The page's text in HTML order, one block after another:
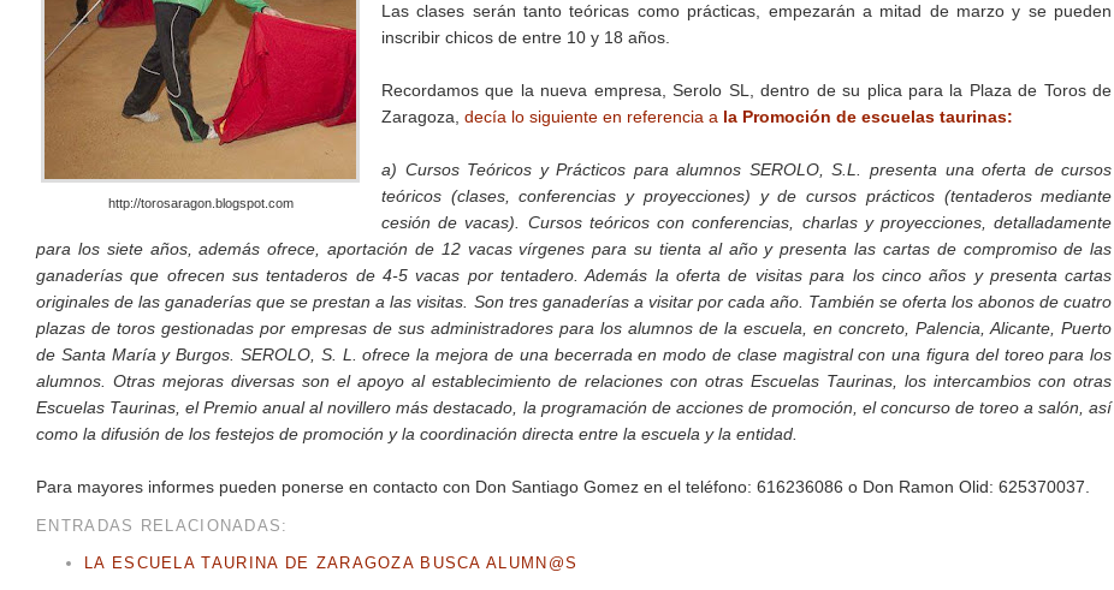
http://torosaragon.blogspot.com
Las clases serán tanto teóricas como prácticas, empezarán a mitad de marzo y se pueden
inscribir chicos de entre 10 y 18 años.
Recordamos que la nueva empresa, Serolo SL, dentro de su plica para la Plaza de Toros de
Zaragoza, decía lo siguiente en referencia a la Promoción de escuelas taurinas:
a) Cursos Teóricos y Prácticos para alumnos SEROLO, S.L. presenta una oferta de cursos
teóricos (clases, conferencias y proyecciones) y de cursos prácticos (tentaderos mediante
cesión de vacas). Cursos teóricos con conferencias, charlas y proyecciones, detalladamente
para los siete años, además ofrece, aportación de 12 vacas vírgenes para su tienta al año y presenta las cartas de compromiso de las
ganaderías que ofrecen sus tentaderos de 4-5 vacas por tentadero. Además la oferta de visitas para los cinco años y presenta cartas
originales de las ganaderías que se prestan a las visitas. Son tres ganaderías a visitar por cada año. También se oferta los abonos de cuatro
plazas de toros gestionadas por empresas de sus administradores para los alumnos de la escuela, en concreto, Palencia, Alicante, Puerto
de Santa María y Burgos. SEROLO, S. L. ofrece la mejora de una becerrada en modo de clase magistral con una figura del toreo para los
alumnos. Otras mejoras diversas son el apoyo al establecimiento de relaciones con otras Escuelas Taurinas, los intercambios con otras
Escuelas Taurinas, el Premio anual al novillero más destacado, la programación de acciones de promoción, el concurso de toreo a salón, así
como la difusión de los festejos de promoción y la coordinación directa entre la escuela y la entidad.
Para mayores informes pueden ponerse en contacto con Don Santiago Gomez en el teléfono: 616236086 o Don Ramon Olid: 625370037.
ENTRADAS RELACIONADAS:
LA ESCUELA TAURINA DE ZARAGOZA BUSCA ALUMN@S